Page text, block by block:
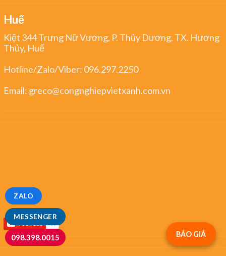
MESSENGER
ZALO
098.398.0015
Huế
Kiệt 344 Trưng Nữ Vương, P. Thủy Dương, TX. Hương
Thủy, Huế
Hotline/Zalo/Viber: 096.297.2250
Email: greco@congnghiepvietxanh.com.vn
BÁO GIÁ